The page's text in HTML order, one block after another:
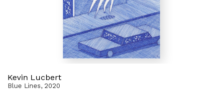
Kevin Lucbert
Blue Lines, 2020